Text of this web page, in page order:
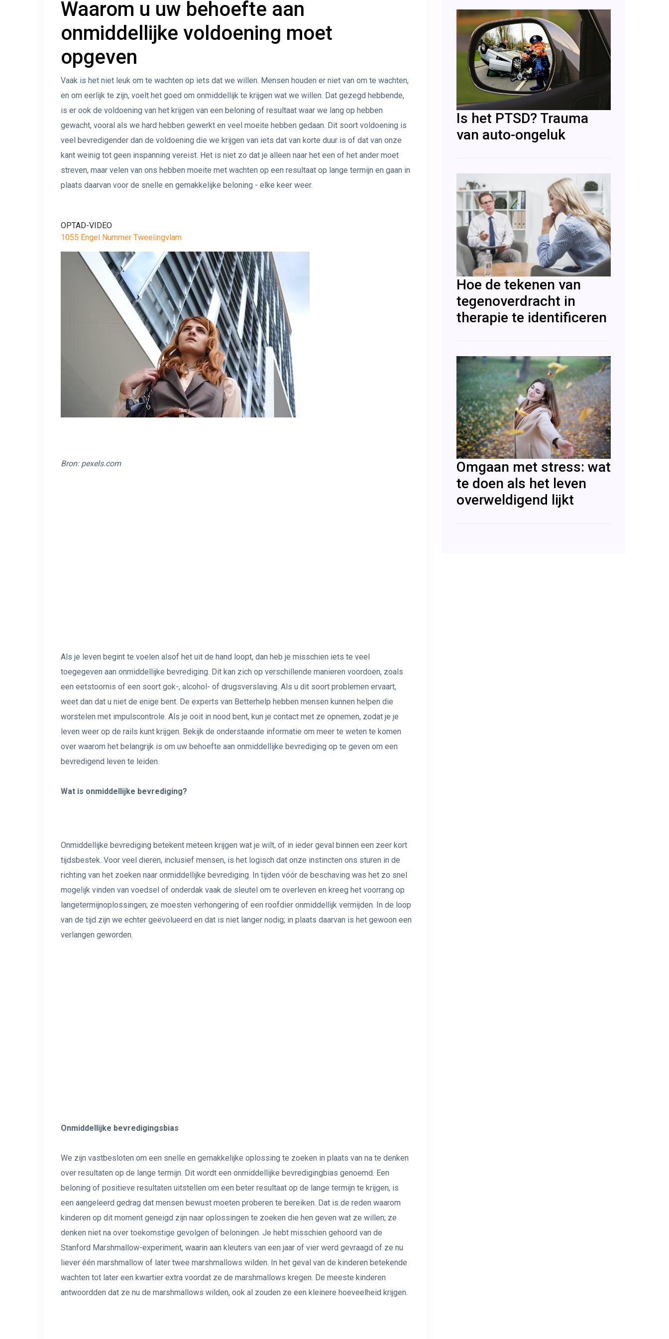
Waarom u uw behoefte aan
onmiddellijke voldoening moet
opgeven
Vaak is het niet leuk om te wachten op iets dat we willen. Mensen houden er niet van om te wachten,
en om eerlijk te zijn, voelt het goed om onmiddellijk te krijgen wat we willen. Dat gezegd hebbende,
is er ook de voldoening van het krijgen van een beloning of resultaat waar we lang op hebben
gewacht, vooral als we hard hebben gewerkt en veel moeite hebben gedaan. Dit soort voldoening is
veel bevredigender dan de voldoening die we krijgen van iets dat van korte duur is of dat van onze
kant weinig tot geen inspanning vereist. Het is niet zo dat je alleen naar het een of het ander moet
streven, maar velen van ons hebben moeite met wachten op een resultaat op lange termijn en gaan in
plaats daarvan voor de snelle en gemakkelijke beloning - elke keer weer.
OPTAD-VIDEO
1055 Engel Nummer Tweelingvlam
Bron: pexels.com
Als je leven begint te voelen alsof het uit de hand loopt, dan heb je misschien iets te veel
toegegeven aan onmiddellijke bevrediging. Dit kan zich op verschillende manieren voordoen, zoals
een eetstoornis of een soort gok-, alcohol- of drugsverslaving. Als u dit soort problemen ervaart,
weet dan dat u niet de enige bent. De experts van Betterhelp hebben mensen kunnen helpen die
worstelen met impulscontrole. Als je ooit in nood bent, kun je contact met ze opnemen, zodat je je
leven weer op de rails kunt krijgen. Bekijk de onderstaande informatie om meer te weten te komen
over waarom het belangrijk is om uw behoefte aan onmiddellijke bevrediging op te geven om een ​​
bevredigend leven te leiden.
Wat is onmiddellijke bevrediging?
Onmiddellijke bevrediging betekent meteen krijgen wat je wilt, of in ieder geval binnen een zeer kort
tijdsbestek. Voor veel dieren, inclusief mensen, is het logisch dat onze instincten ons sturen in de
richting van het zoeken naar onmiddellijke bevrediging. In tijden vóór de beschaving was het zo snel
mogelijk vinden van voedsel of onderdak vaak de sleutel om te overleven en kreeg het voorrang op
langetermijnoplossingen; ze moesten verhongering of een roofdier onmiddellijk vermijden. In de loop
van de tijd zijn we echter geëvolueerd en dat is niet langer nodig; in plaats daarvan is het gewoon een
verlangen geworden.
Onmiddellijke bevredigingsbias
We zijn vastbesloten om een ​​snelle en gemakkelijke oplossing te zoeken in plaats van na te denken
over resultaten op de lange termijn. Dit wordt een onmiddellijke bevredigingbias genoemd. Een
beloning of positieve resultaten uitstellen om een ​​beter resultaat op de lange termijn te krijgen, is
een aangeleerd gedrag dat mensen bewust moeten proberen te bereiken. Dat is de reden waarom
kinderen op dit moment geneigd zijn naar oplossingen te zoeken die hen geven wat ze willen; ze
denken niet na over toekomstige gevolgen of beloningen. Je hebt misschien gehoord van de
Stanford Marshmallow-experiment, waarin aan kleuters van een jaar of vier werd gevraagd of ze nu
liever één marshmallow of later twee marshmallows wilden. In het geval van de kinderen betekende
wachten tot later een kwartier extra voordat ze de marshmallows kregen. De meeste kinderen
antwoordden dat ze nu de marshmallows wilden, ook al zouden ze een kleinere hoeveelheid krijgen.
Is het PTSD? Trauma
van auto-ongeluk
Hoe de tekenen van
tegenoverdracht in
therapie te identificeren
Omgaan met stress: wat
te doen als het leven
overweldigend lijkt